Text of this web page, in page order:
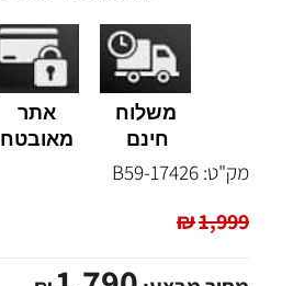
משלוח
חינם
אתר
מאובטח
מק"ט: 17426-B59
₪1,999